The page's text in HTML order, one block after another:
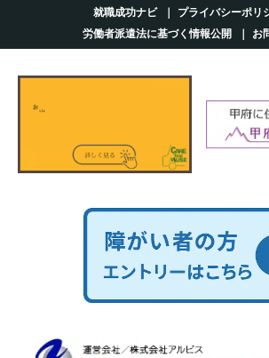
就職成功ナビ
プライバシーポリ
労働者派遣法に基づく情報公開
お